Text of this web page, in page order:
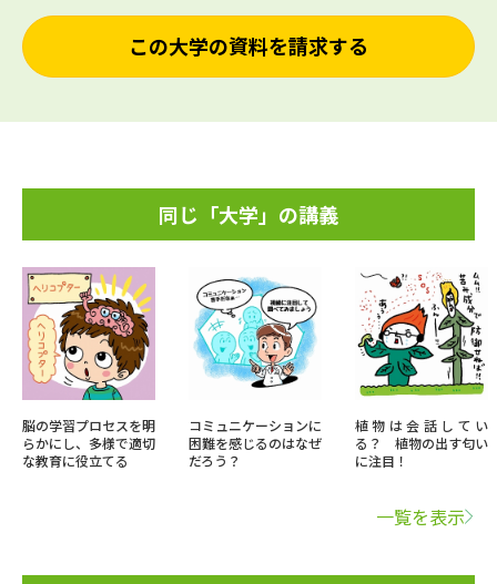
この大学の資料を請求する
同じ「大学」の講義
脳の学習プロセスを明
らかにし、多様で適切
な教育に役立てる
コミュニケーションに
困難を感じるのはなぜ
だろう？
植物は会話してい
る？ 植物の出す匂い
に注目！
一覧を表示